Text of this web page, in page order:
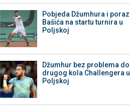
Pobjeda Džumhura i poraz
Bašića na startu turnira u
Poljskoj
Džumhur bez problema do
drugog kola Challengera u
Poljskoj